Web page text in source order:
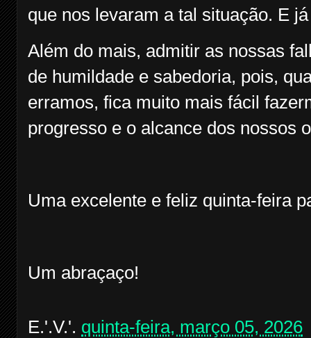
que nos levaram a tal situação. E
Além do mais, admitir as nossas
de humildade e sabedoria, pois,
erramos, fica muito mais fácil
progresso e o alcance dos nossos
Uma excelente e feliz quinta-feira
Um abraçaço!
E.'.V.'. quinta-feira, março 05, 2026